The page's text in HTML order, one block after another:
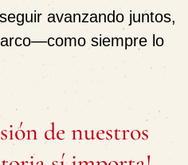
avanzando juntos,
siempre lo
de nuestros